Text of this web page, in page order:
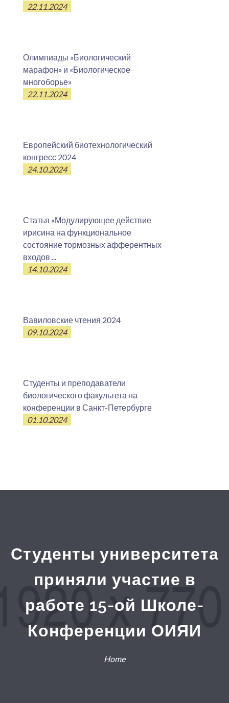
22.11.2024
Олимпиады «Биологический
марафон» и «Биологическое
многоборье»
22.11.2024
Европейский биотехнологический
конгресс 2024
24.10.2024
Статья «Модулирующее действие
ирисина на функциональное
состояние тормозных афферентных
входов ...
14.10.2024
Вавиловские чтения 2024
09.10.2024
Студенты и преподаватели
биологического факультета на
конференции в Санкт-Петербурге
01.10.2024
Студенты университета
приняли участие в
работе 15-ой Школе-
Конференции ОИЯИ
Home